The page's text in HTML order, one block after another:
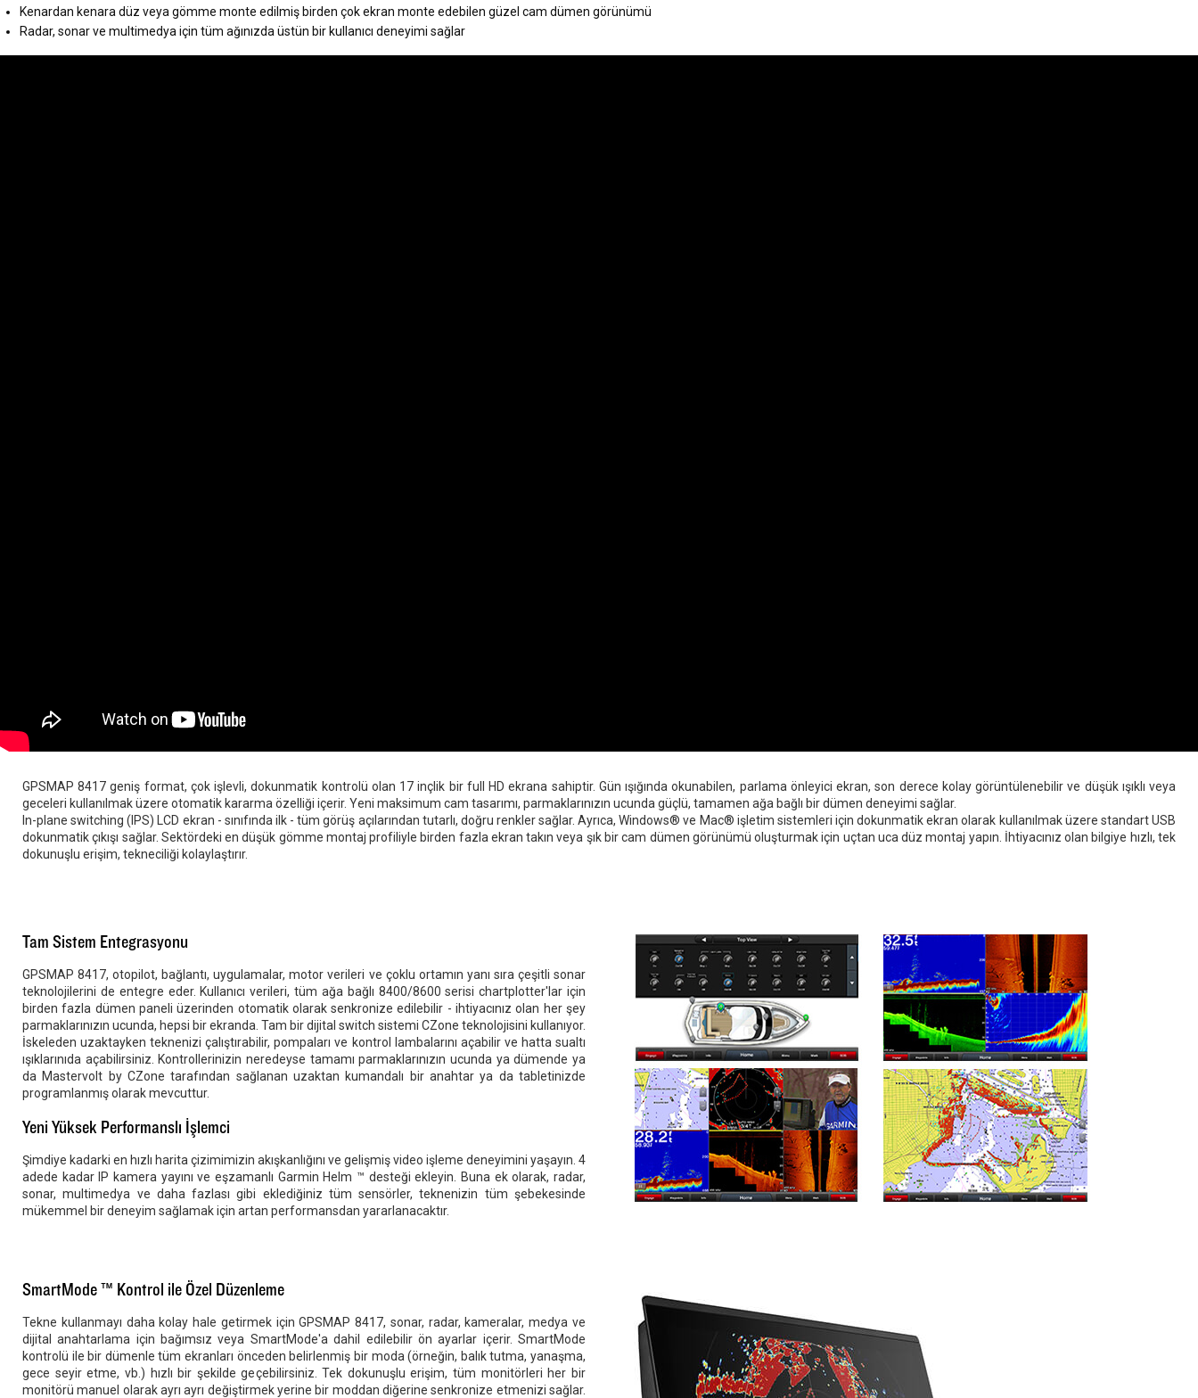
Kenardan kenara düz veya gömme monte edilmiş birden çok ekran monte edebilen güzel cam dümen görünümü
Radar, sonar ve multimedya için tüm ağınızda üstün bir kullanıcı deneyimi sağlar
GPSMAP 8417 geniş format, çok işlevli, dokunmatik kontrolü olan 17 inçlik bir full HD ekrana sahiptir. Gün ışığında okunabilen, parlama önleyici ekran, son derece kolay görüntülenebilir ve düşük ışıklı veya
geceleri kullanılmak üzere otomatik kararma özelliği içerir. Yeni maksimum cam tasarımı, parmaklarınızın ucunda güçlü, tamamen ağa bağlı bir dümen deneyimi sağlar.
In-plane switching (IPS) LCD ekran - sınıfında ilk - tüm görüş açılarından tutarlı, doğru renkler sağlar. Ayrıca, Windows® ve Mac® işletim sistemleri için dokunmatik ekran olarak kullanılmak üzere standart USB
dokunmatik çıkışı sağlar. Sektördeki en düşük gömme montaj profiliyle birden fazla ekran takın veya şık bir cam dümen görünümü oluşturmak için uçtan uca düz montaj yapın. İhtiyacınız olan bilgiye hızlı, tek
dokunuşlu erişim, tekneciliği kolaylaştırır.
Tam Sistem Entegrasyonu
GPSMAP 8417, otopilot, bağlantı, uygulamalar, motor verileri ve çoklu ortamın yanı sıra çeşitli sonar
teknolojilerini de entegre eder. Kullanıcı verileri, tüm ağa bağlı 8400/8600 serisi chartplotter'lar için
birden fazla dümen paneli üzerinden otomatik olarak senkronize edilebilir - ihtiyacınız olan her şey
parmaklarınızın ucunda, hepsi bir ekranda. Tam bir dijital switch sistemi CZone teknolojisini kullanıyor.
İskeleden uzaktayken teknenizi çalıştırabilir, pompaları ve kontrol lambalarını açabilir ve hatta sualtı
ışıklarınıda açabilirsiniz. Kontrollerinizin neredeyse tamamı parmaklarınızın ucunda ya dümende ya
da Mastervolt by CZone tarafından sağlanan uzaktan kumandalı bir anahtar ya da tabletinizde
programlanmış olarak mevcuttur.
Yeni Yüksek Performanslı İşlemci
Şimdiye kadarki en hızlı harita çizimimizin akışkanlığını ve gelişmiş video işleme deneyimini yaşayın. 4
adede kadar IP kamera yayını ve eşzamanlı Garmin Helm ™ desteği ekleyin. Buna ek olarak, radar,
sonar, multimedya ve daha fazlası gibi eklediğiniz tüm sensörler, teknenizin tüm şebekesinde
mükemmel bir deneyim sağlamak için artan performansdan yararlanacaktır.
SmartMode ™ Kontrol ile Özel Düzenleme
Tekne kullanmayı daha kolay hale getirmek için GPSMAP 8417, sonar, radar, kameralar, medya ve
dijital anahtarlama için bağımsız veya SmartMode'a dahil edilebilir ön ayarlar içerir. SmartMode
kontrolü ile bir dümenle tüm ekranları önceden belirlenmiş bir moda (örneğin, balık tutma, yanaşma,
gece seyir etme, vb.) hızlı bir şekilde geçebilirsiniz. Tek dokunuşlu erişim, tüm monitörleri her bir
monitörü manuel olarak ayrı ayrı değiştirmek yerine bir moddan diğerine senkronize etmenizi sağlar.